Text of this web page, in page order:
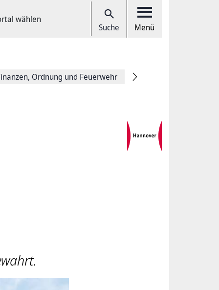
wählen
Suche Menü
Ordnung und Feuerwehr